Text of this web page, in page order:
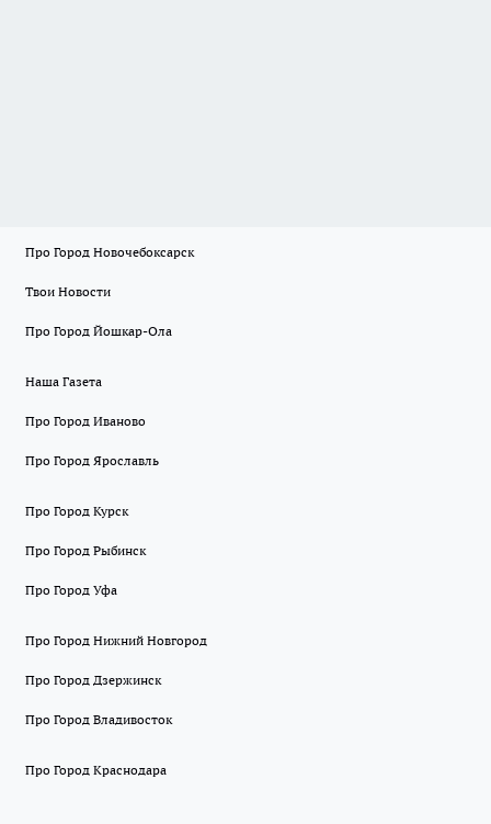
Про Город Новочебоксарск
Твои Новости
Про Город Йошкар-Ола
Наша Газета
Про Город Иваново
Про Город Ярославль
Про Город Курск
Про Город Рыбинск
Про Город Уфа
Про Город Нижний Новгород
Про Город Дзержинск
Про Город Владивосток
Про Город Краснодара